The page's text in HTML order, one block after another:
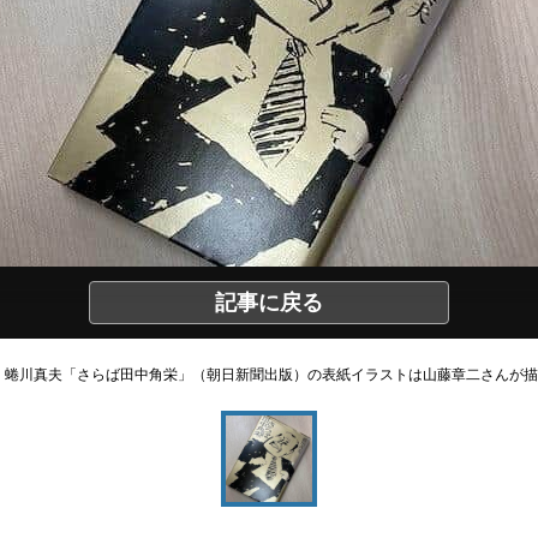
記事に戻る
蜷川真夫「さらば田中角栄」（朝日新聞出版）の表紙イラストは山藤章二さんが